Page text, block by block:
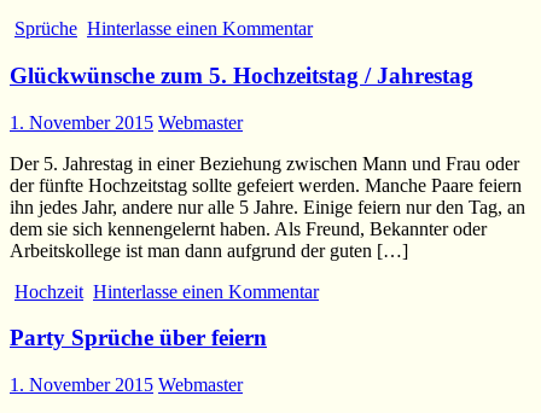
Sprüche Hinterlasse einen Kommentar
Glückwünsche zum 5. Hochzeitstag / Jahrestag
1. November 2015 Webmaster
Der 5. Jahrestag in einer Beziehung zwischen Mann und Frau oder
der fünfte Hochzeitstag sollte gefeiert werden. Manche Paare feiern
ihn jedes Jahr, andere nur alle 5 Jahre. Einige feiern nur den Tag, an
dem sie sich kennengelernt haben. Als Freund, Bekannter oder
Arbeitskollege ist man dann aufgrund der guten […]
Hochzeit Hinterlasse einen Kommentar
Party Sprüche über feiern
1. November 2015 Webmaster